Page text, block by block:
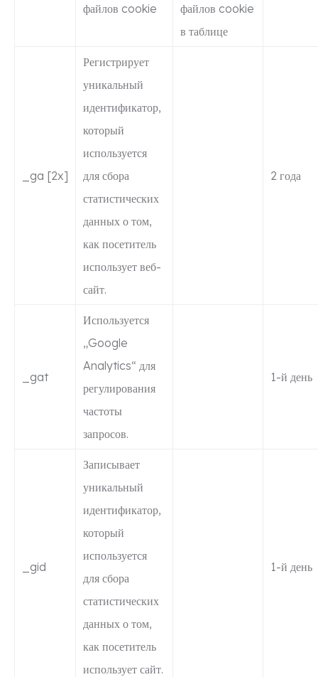
файлов cookie
файлов cookie
в таблице
_ga [2x]
Регистрирует
уникальный
идентификатор,
который
используется
для сбора
статистических
данных о том,
как посетитель
использует веб-
сайт.
2 года
_gat
Используется
„Google
Analytics“ для
регулирования
частоты
запросов.
1-й день
_gid
Записывает
уникальный
идентификатор,
который
используется
для сбора
статистических
данных о том,
как посетитель
использует сайт.
1-й день